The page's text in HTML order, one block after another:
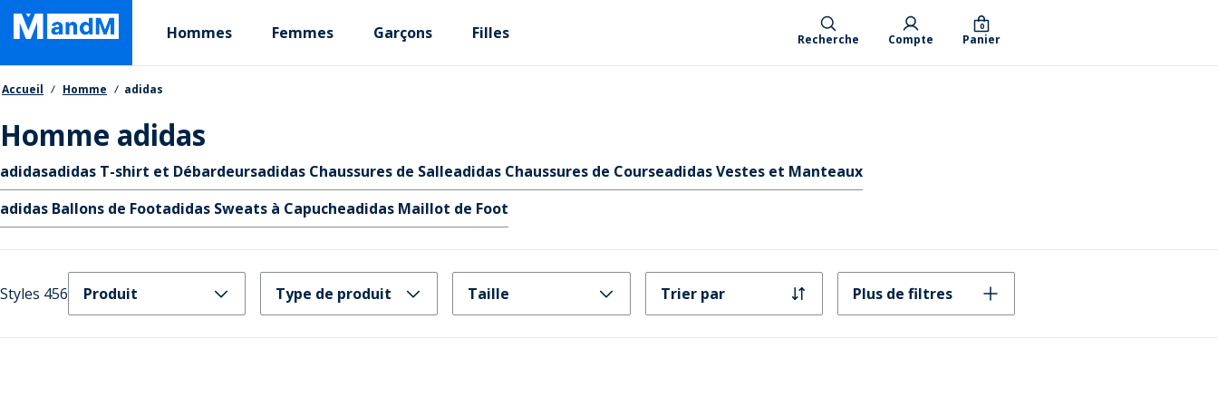
Skip
main
content
Primary departments
Hommes Femmes Garçons Filles Recherche Compte Panier
0
Fil d'Ariane
Accueil Homme adidas
Homme adidas
Liens rapides
adidasadidas T-shirt et Débardeursadidas Chaussures de Salleadidas Chaussures de Courseadidas Vestes et Manteaux
adidas Ballons de Footadidas Sweats à Capucheadidas Maillot de Foot
Styles 456 Produit Type de produit Taille Trier par Plus de filtres